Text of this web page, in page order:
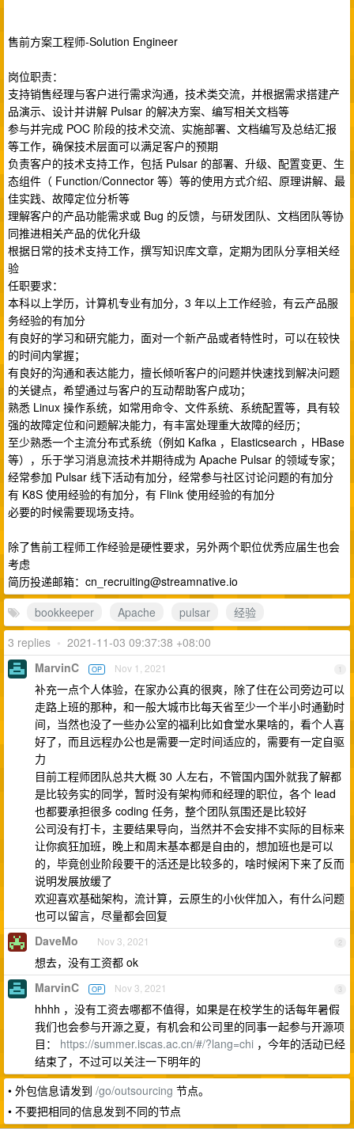
售前方案工程师-Solution Engineer
岗位职责：
支持销售经理与客户进行需求沟通，技术类交流，并根据需求搭建产
品演示、设计并讲解 Pulsar 的解决方案、编写相关文档等
参与并完成 POC 阶段的技术交流、实施部署、文档编写及总结汇报
等工作，确保技术层面可以满足客户的预期
负责客户的技术支持工作，包括 Pulsar 的部署、升级、配置变更、生
态组件（ Function/Connector 等）等的使用方式介绍、原理讲解、最
佳实践、故障定位分析等
理解客户的产品功能需求或 Bug 的反馈，与研发团队、文档团队等协
同推进相关产品的优化升级
根据日常的技术支持工作，撰写知识库文章，定期为团队分享相关经
验
任职要求：
本科以上学历，计算机专业有加分，3 年以上工作经验，有云产品服
务经验的有加分
有良好的学习和研究能力，面对一个新产品或者特性时，可以在较快
的时间内掌握；
有良好的沟通和表达能力，擅长倾听客户的问题并快速找到解决问题
的关键点，希望通过与客户的互动帮助客户成功；
熟悉 Linux 操作系统，如常用命令、文件系统、系统配置等，具有较
强的故障定位和问题解决能力，有丰富处理重大故障的经历；
至少熟悉一个主流分布式系统（例如 Kafka ，Elasticsearch ，HBase
等），乐于学习消息流技术并期待成为 Apache Pulsar 的领域专家；
经常参加 Pulsar 线下活动有加分，经常参与社区讨论问题的有加分
有 K8S 使用经验的有加分，有 Flink 使用经验的有加分
必要的时候需要现场支持。
除了售前工程师工作经验是硬性要求，另外两个职位优秀应届生也会
考虑
简历投递邮箱： cn_recruiting@streamnative.io
bookkeeper
Apache pulsar
经验
3 replies • 2021-11-03 09:37:38 +08:00
1
MarvinC OP Nov 1, 2021
补充一点个人体验，在家办公真的很爽，除了住在公司旁边可以
走路上班的那种，和一般大城市比每天省至少一个半小时通勤时
间，当然也没了一些办公室的福利比如食堂水果啥的，看个人喜
好了，而且远程办公也是需要一定时间适应的，需要有一定自驱
力
目前工程师团队总共大概 30 人左右，不管国内国外就我了解都
是比较务实的同学，暂时没有架构师和经理的职位，各个 lead
也都要承担很多 coding 任务，整个团队氛围还是比较好
公司没有打卡，主要结果导向，当然并不会安排不实际的目标来
让你疯狂加班，晚上和周末基本都是自由的，想加班也是可以
的，毕竟创业阶段要干的活还是比较多的，啥时候闲下来了反而
说明发展放缓了
欢迎喜欢基础架构，流计算，云原生的小伙伴加入，有什么问题
也可以留言，尽量都会回复
2
DaveMo Nov 3, 2021
想去，没有工资都 ok
3
MarvinC OP Nov 3, 2021
hhhh ，没有工资去哪都不值得，如果是在校学生的话每年暑假
我们也会参与开源之夏，有机会和公司里的同事一起参与开源项
目： https://summer.iscas.ac.cn/#/?lang=chi ，今年的活动已经
结束了，不过可以关注一下明年的
• 外包信息请发到 /go/outsourcing 节点。
• 不要把相同的信息发到不同的节点